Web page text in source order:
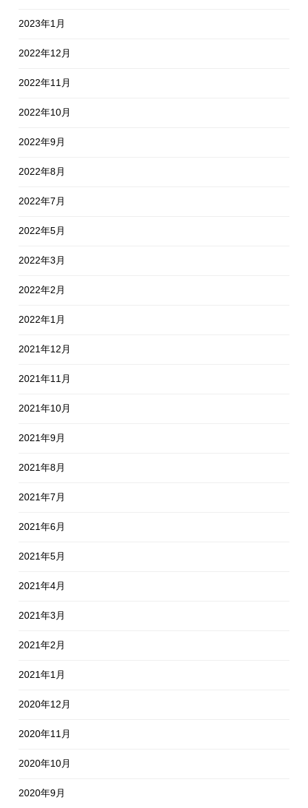
2023年1月
2022年12月
2022年11月
2022年10月
2022年9月
2022年8月
2022年7月
2022年5月
2022年3月
2022年2月
2022年1月
2021年12月
2021年11月
2021年10月
2021年9月
2021年8月
2021年7月
2021年6月
2021年5月
2021年4月
2021年3月
2021年2月
2021年1月
2020年12月
2020年11月
2020年10月
2020年9月